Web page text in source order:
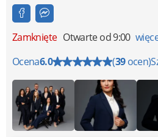
Zamknięte Otwarte od 9:00
Ocena6.0 (39ocen)